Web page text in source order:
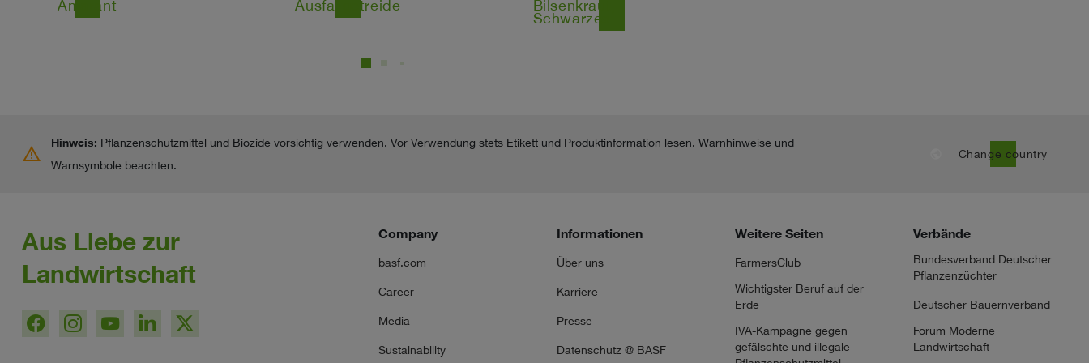
Amarant Ausfallgetreide Bilsenkraut,
Schwarzes
warning Hinweis: Pflanzenschutzmittel und Biozide vorsichtig verwenden. Vor Verwendung stets Etikett und Produktinformation lesen. Warnhinweise und
Warnsymbole beachten.
Change country
Aus Liebe zur
Landwirtschaft
Company
basf.com
Career
Media
Sustainability
Informationen
Über uns
Karriere
Presse
Datenschutz @ BASF
Weitere Seiten
FarmersClub
Wichtigster Beruf auf der
Erde
IVA-Kampagne gegen
gefälschte und illegale
Verbände
Bundesverband Deutscher
Pflanzenzüchter
Deutscher Bauernverband
Forum Moderne
Landwirtschaft